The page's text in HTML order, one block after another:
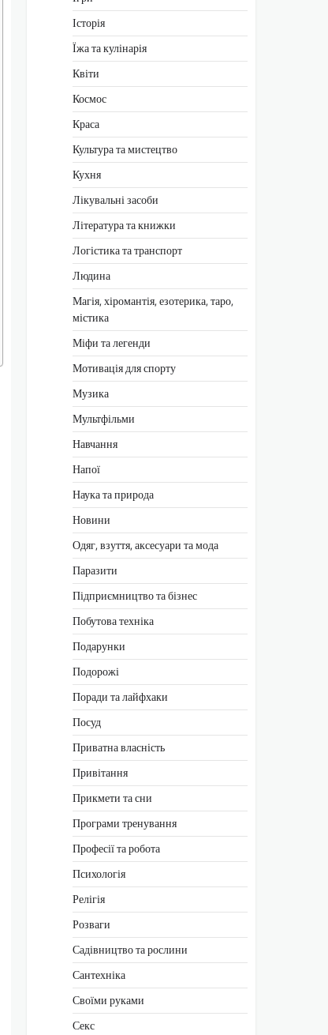
Історія
Їжа та кулінарія
Квіти
Космос
Краса
Культура та мистецтво
Кухня
Лікувальні засоби
Література та книжки
Логістика та транспорт
Людина
Магія, хіромантія, езотерика, таро,
містика
Міфи та легенди
Мотивація для спорту
Музика
Мультфільми
Навчання
Напої
Наука та природа
Новини
Одяг, взуття, аксесуари та мода
Паразити
Підприємництво та бізнес
Побутова техніка
Подарунки
Подорожі
Поради та лайфхаки
Посуд
Приватна власність
Привітання
Прикмети та сни
Програми тренування
Професії та робота
Психологія
Релігія
Розваги
Садівництво та рослини
Сантехніка
Своїми руками
Секс